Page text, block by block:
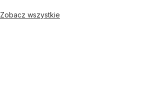
Zobacz wszystkie